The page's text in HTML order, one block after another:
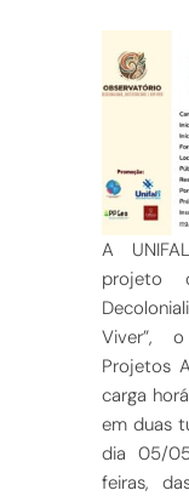
A
projeto
Viver”,
Projetos
carga
em duas
dia 05/
feiras,